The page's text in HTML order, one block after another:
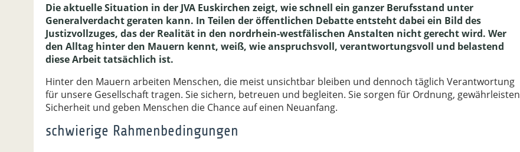
Die aktuelle Situation in der JVA Euskirchen zeigt, wie schnell ein ganzer Berufsstand unter
Generalverdacht geraten kann. In Teilen der öffentlichen Debatte entsteht dabei ein Bild des
Justizvollzuges, das der Realität in den nordrhein-westfälischen Anstalten nicht gerecht wird. Wer
den Alltag hinter den Mauern kennt, weiß, wie anspruchsvoll, verantwortungsvoll und belastend
diese Arbeit tatsächlich ist.
Hinter den Mauern arbeiten Menschen, die meist unsichtbar bleiben und dennoch täglich Verantwortung
für unsere Gesellschaft tragen. Sie sichern, betreuen und begleiten. Sie sorgen für Ordnung, gewährleisten
Sicherheit und geben Menschen die Chance auf einen Neuanfang.
schwierige Rahmenbedingungen